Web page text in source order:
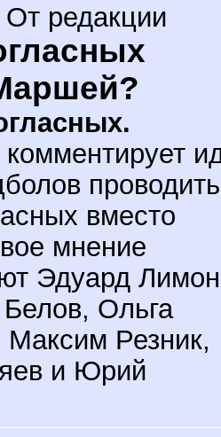
От редакции
проводить
вместо
мнение
Эдуард
Ольга
Максим Резник,
и Юрий